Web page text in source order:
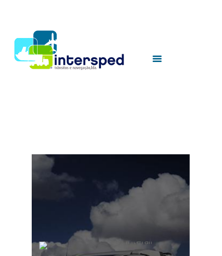
HOME